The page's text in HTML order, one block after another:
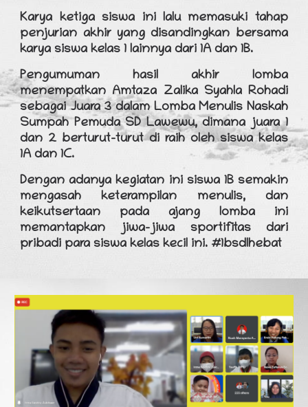
Karya ketiga siswa ini lalu memasuki tahap
penjurian akhir yang disandingkan bersama
karya siswa kelas 1 lainnya dari 1A dan 1B.
Pengumuman hasil akhir lomba
menempatkan Amtaza Zalika Syahla Rohadi
sebagai Juara 3 dalam Lomba Menulis Naskah
Sumpah Pemuda SD Lawewu, dimana juara 1
dan 2 berturut-turut di raih oleh siswa kelas
1A dan 1C.
Dengan adanya kegiatan ini siswa 1B semakin
mengasah keterampilan menulis, dan
keikutsertaan pada ajang lomba ini
memantapkan jiwa-jiwa sportifitas dari
pribadi para siswa kelas kecil ini. #1bsdlhebat